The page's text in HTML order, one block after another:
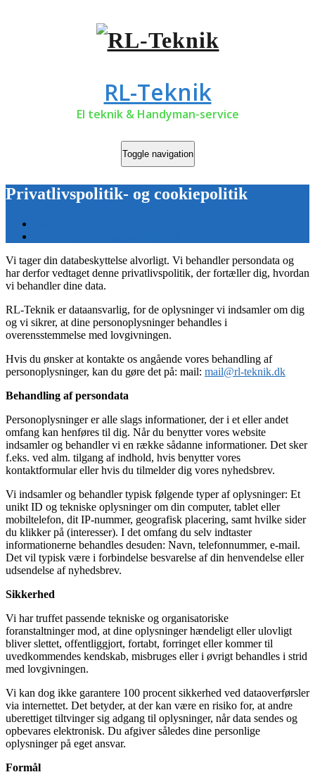
RL-Teknik
El teknik & Handyman-service
Toggle navigation
Privatlivspolitik- og cookiepolitik
Vi tager din databeskyttelse alvorligt. Vi behandler persondata og
har derfor vedtaget denne privatlivspolitik, der fortæller dig, hvordan
vi behandler dine data.
RL-Teknik er dataansvarlig, for de oplysninger vi indsamler om dig
og vi sikrer, at dine personoplysninger behandles i
overensstemmelse med lovgivningen.
Hvis du ønsker at kontakte os angående vores behandling af
personoplysninger, kan du gøre det på: mail: mail@rl-teknik.dk
Behandling af persondata
Personoplysninger er alle slags informationer, der i et eller andet
omfang kan henføres til dig. Når du benytter vores website
indsamler og behandler vi en række sådanne informationer. Det sker
f.eks. ved alm. tilgang af indhold, hvis benytter vores
kontaktformular eller hvis du tilmelder dig vores nyhedsbrev.
Vi indsamler og behandler typisk følgende typer af oplysninger: Et
unikt ID og tekniske oplysninger om din computer, tablet eller
mobiltelefon, dit IP-nummer, geografisk placering, samt hvilke sider
du klikker på (interesser). I det omfang du selv indtaster
informationerne behandles desuden: Navn, telefonnummer, e-mail.
Det vil typisk være i forbindelse besvarelse af din henvendelse eller
udsendelse af nyhedsbrev.
Sikkerhed
Vi har truffet passende tekniske og organisatoriske
foranstaltninger mod, at dine oplysninger hændeligt eller ulovligt
bliver slettet, offentliggjort, fortabt, forringet eller kommer til
uvedkommendes kendskab, misbruges eller i øvrigt behandles i strid
med lovgivningen.
Vi kan dog ikke garantere 100 procent sikkerhed ved dataoverførsler
via internettet. Det betyder, at der kan være en risiko for, at andre
uberettiget tiltvinger sig adgang til oplysninger, når data sendes og
opbevares elektronisk. Du afgiver således dine personlige
oplysninger på eget ansvar.
Formål